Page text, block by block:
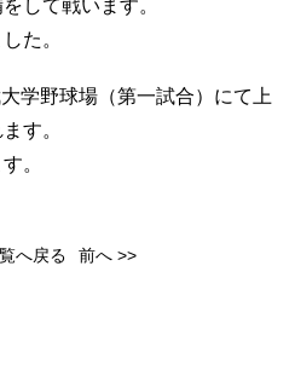
して戦います。
た。
学野球場（第一試合）にて上
す。
。
へ戻る 前へ >>